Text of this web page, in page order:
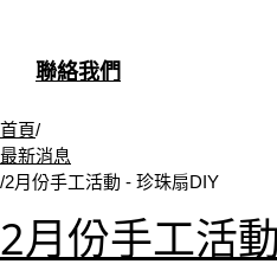
聯絡我們
首頁/
最新消息
/2月份手工活動 - 珍珠扇DIY
2月份手工活